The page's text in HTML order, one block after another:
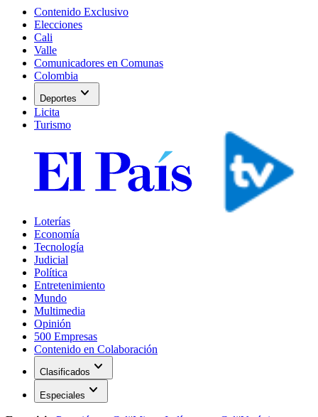
Contenido Exclusivo
Elecciones
Cali
Valle
Comunicadores en Comunas
Colombia
Deportes expand_more
Licita
Turismo
Loterías
Economía
Tecnología
Judicial
Política
Entretenimiento
Mundo
Multimedia
Opinión
500 Empresas
Contenido en Colaboración
Clasificados expand_more
Especiales expand_more